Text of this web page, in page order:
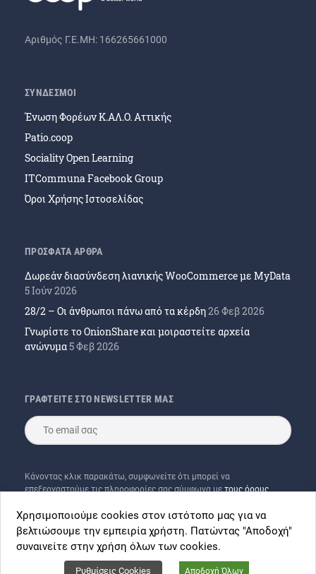
Αριθμός Γ.Ε.ΜΗ: 166265661000
ΣΥΝΔΕΣΜΟΙ
Ένωση Φορέων Κ.ΑΛ.Ο. Αττικής
Patio.coop
Sociality Open Learning
ITCommuna Facebook Group
Όροι Χρήσης Ιστοσελίδας
ΠΡΟΣΦΑΤΑ ΑΡΘΡΑ
Δωρεάν διασύνδεση λιανικής WooCommerce με MyData
5 Ιούν 2026
28/2 – Οι άνθρωποι πάνω από τα κέρδη26 Φεβ 2026
Γνωρίστε το OnionShare και μοιραστείτε αρχεία
ανώνυμα5 Φεβ 2026
ΓΡΑΦΤΕΙΤΕ ΣΤΟ NEWSLETTER ΜΑΣ
Κάνοντας κλικ παρακάτω, συμφωνείτε ότι μπορεί να
επεξεργαστούμε τις πληροφορίες σας σύμφωνα μετους όρους
Χρησιμοποιούμε cookies στον ιστότοπο μας για να
βελτιώσουμε την εμπειρία χρήστη. Πατώντας "Αποδοχή"
συναινείτε στην χρήση όλων των cookies.
Ρυθμίσεις Cookies Αποδοχή Όλων